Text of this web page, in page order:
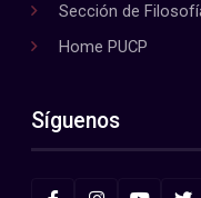
Sección de
Home PUCP
Síguenos